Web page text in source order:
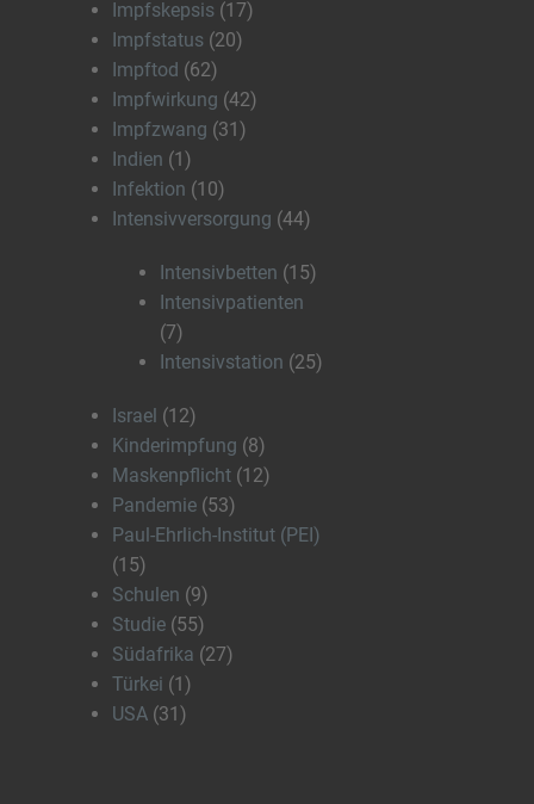
Impfskepsis (17)
Impfstatus (20)
Impftod (62)
Impfwirkung (42)
Impfzwang (31)
Indien (1)
Infektion (10)
Intensivversorgung (44)
Intensivbetten (15)
Intensivpatienten
(7)
Intensivstation (25)
Israel (12)
Kinderimpfung (8)
Maskenpflicht (12)
Pandemie (53)
Paul-Ehrlich-Institut (PEI)
(15)
Schulen (9)
Studie (55)
Südafrika (27)
Türkei (1)
USA (31)